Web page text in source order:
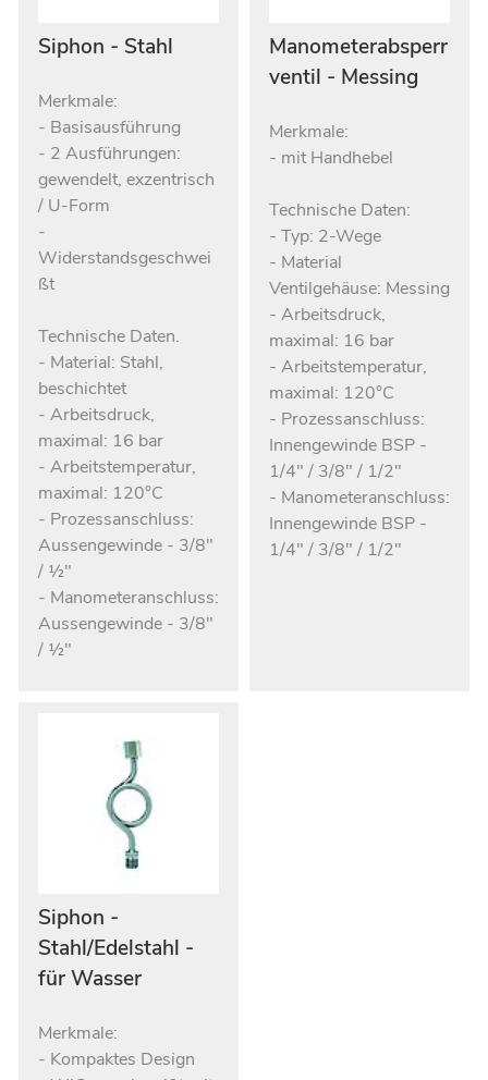
Siphon - Stahl
Merkmale:
- Basisausführung
- 2 Ausführungen:
gewendelt, exzentrisch
/ U-Form
-
Widerstandsgeschwei
ßt
Technische Daten.
- Material: Stahl,
beschichtet
- Arbeitsdruck,
maximal: 16 bar
- Arbeitstemperatur,
maximal: 120°C
- Prozessanschluss:
Aussengewinde - 3/8"
/ ½"
- Manometeranschluss:
Aussengewinde - 3/8"
/ ½"
Manometerabsperr
ventil - Messing
Merkmale:
- mit Handhebel
Technische Daten:
- Typ: 2-Wege
- Material
Ventilgehäuse: Messing
- Arbeitsdruck,
maximal: 16 bar
- Arbeitstemperatur,
maximal: 120°C
- Prozessanschluss:
Innengewinde BSP -
1/4" / 3/8" / 1/2"
- Manometeranschluss:
Innengewinde BSP -
1/4" / 3/8" / 1/2"
Siphon -
Stahl/Edelstahl -
für Wasser
Merkmale:
- Kompaktes Design